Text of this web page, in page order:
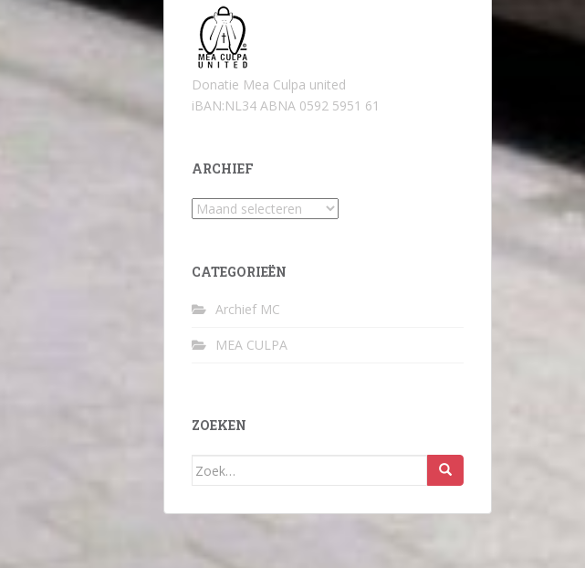
Donatie Mea Culpa united
iBAN:NL34 ABNA 0592 5951 61
ARCHIEF
Archief
CATEGORIEËN
Archief MC
MEA CULPA
ZOEKEN
Zoek